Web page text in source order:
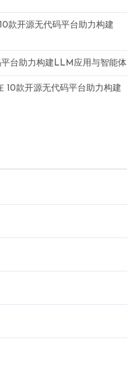
10款开源无代码平台助力构建
平台助力构建LLM应用与智能体
10款开源无代码平台助力构建